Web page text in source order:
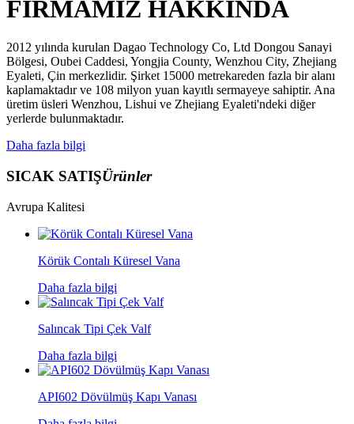
FİRMAMIZ HAKKINDA
2012 yılında kurulan Dagao Technology Co, Ltd Dongou Sanayi
Bölgesi, Oubei Caddesi, Yongjia County, Wenzhou City, Zhejiang
Eyaleti, Çin merkezlidir. Şirket 15000 metrekareden fazla bir alanı
kaplamaktadır ve 108 milyon yuan kayıtlı sermayeye sahiptir. Ana
üretim üsleri Wenzhou, Lishui ve Zhejiang Eyaleti'ndeki diğer
yerlerde bulunmaktadır.
Daha fazla bilgi
SICAK SATIŞÜrünler
Avrupa Kalitesi
Körük Contalı Küresel Vana
Daha fazla bilgi
Salıncak Tipi Çek Valf
Daha fazla bilgi
API602 Dövülmüş Kapı Vanası